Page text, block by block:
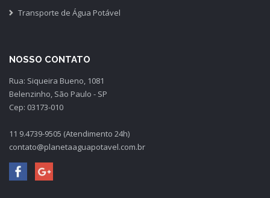
Transporte de Água Potável
NOSSO CONTATO
Rua: Siqueira Bueno, 1081
Belenzinho, São Paulo - SP
Cep: 03173-010
11 9.4739-9505 (Atendimento 24h)
contato@planetaaguapotavel.com.br